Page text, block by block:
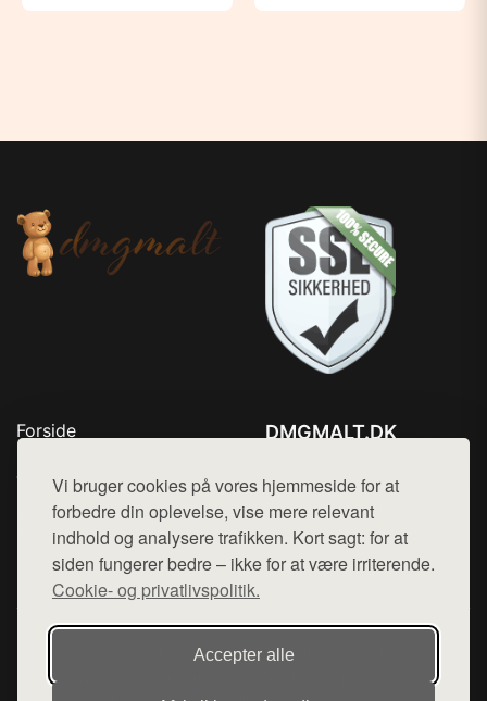
Vi bruger cookies på vores hjemmeside for at
forbedre din oplevelse, vise mere relevant
indhold og analysere trafikken. Kort sagt: for at
siden fungerer bedre – ikke for at være irriterende.
Cookie- og privatlivspolitik.
Accepter alle
Forside
Top Rabatter
Blog
Kontakt
DMGMALT.DK
Mail: hej@want.dk
Cookie- og privatlivspolitik
Denne side er en del af want.dk, der udgiver en række
hjemmesider med præsentation af forskellige produkter fra